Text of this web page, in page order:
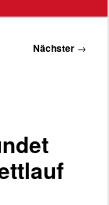
Nächster →